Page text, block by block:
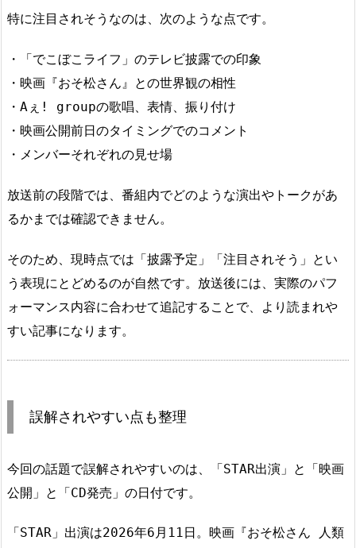
特に注目されそうなのは、次のような点です。
・「でこぼこライフ」のテレビ披露での印象
・映画『おそ松さん』との世界観の相性
・Aぇ! groupの歌唱、表情、振り付け
・映画公開前日のタイミングでのコメント
・メンバーそれぞれの見せ場
放送前の段階では、番組内でどのような演出やトークがあ
るかまでは確認できません。
そのため、現時点では「披露予定」「注目されそう」とい
う表現にとどめるのが自然です。放送後には、実際のパフ
ォーマンス内容に合わせて追記することで、より読まれや
すい記事になります。
誤解されやすい点も整理
今回の話題で誤解されやすいのは、「STAR出演」と「映画
公開」と「CD発売」の日付です。
「STAR」出演は2026年6月11日。映画『おそ松さん 人類